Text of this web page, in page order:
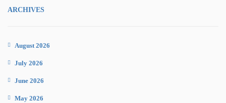
ARCHIVES
August 2026
July 2026
June 2026
May 2026